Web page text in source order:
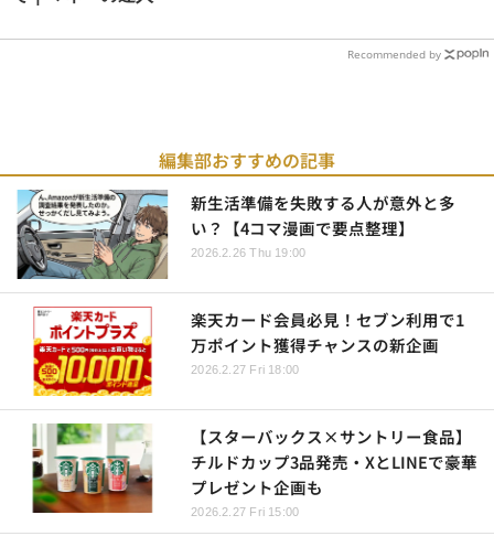
Recommended by
編集部おすすめの記事
新生活準備を失敗する人が意外と多
い？【4コマ漫画で要点整理】
2026.2.26 Thu 19:00
楽天カード会員必見！セブン利用で1
万ポイント獲得チャンスの新企画
2026.2.27 Fri 18:00
【スターバックス×サントリー食品】
チルドカップ3品発売・XとLINEで豪華
プレゼント企画も
2026.2.27 Fri 15:00